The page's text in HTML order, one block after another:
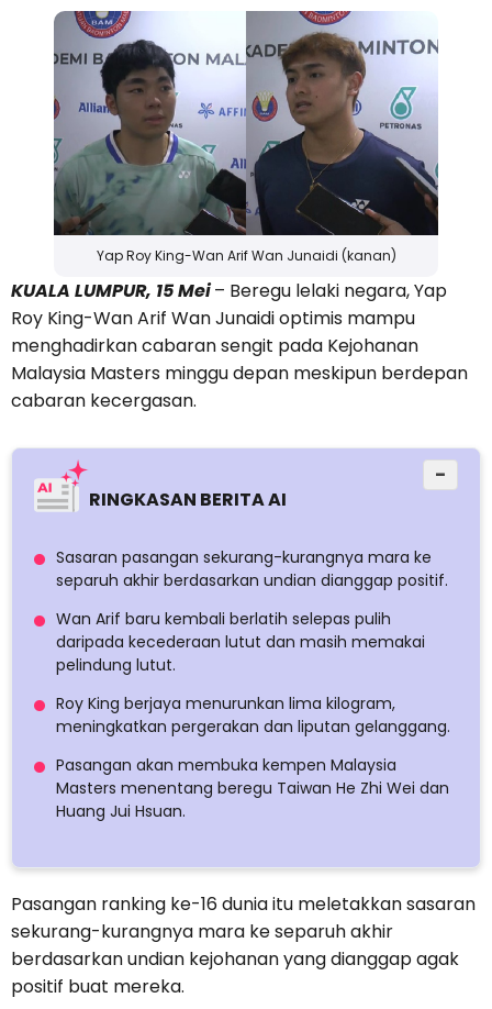
Yap Roy King-Wan Arif Wan Junaidi (kanan)
KUALA LUMPUR, 15 Mei– Beregu lelaki negara, Yap
Roy King-Wan Arif Wan Junaidi optimis mampu
menghadirkan cabaran sengit pada Kejohanan
Malaysia Masters minggu depan meskipun berdepan
cabaran kecergasan.
RINGKASAN BERITA AI
−
Sasaran pasangan sekurang-kurangnya mara ke
separuh akhir berdasarkan undian dianggap positif.
Wan Arif baru kembali berlatih selepas pulih
daripada kecederaan lutut dan masih memakai
pelindung lutut.
Roy King berjaya menurunkan lima kilogram,
meningkatkan pergerakan dan liputan gelanggang.
Pasangan akan membuka kempen Malaysia
Masters menentang beregu Taiwan He Zhi Wei dan
Huang Jui Hsuan.
Pasangan ranking ke-16 dunia itu meletakkan sasaran
sekurang-kurangnya mara ke separuh akhir
berdasarkan undian kejohanan yang dianggap agak
positif buat mereka.